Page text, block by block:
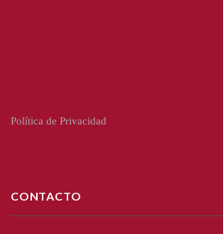
Política de Privacidad
CONTACTO